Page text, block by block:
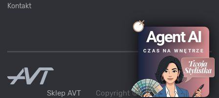
Kontakt
Sklep AVT Copyright ©AVT2021
Agent AI
CZAS NA WNĘTRZE